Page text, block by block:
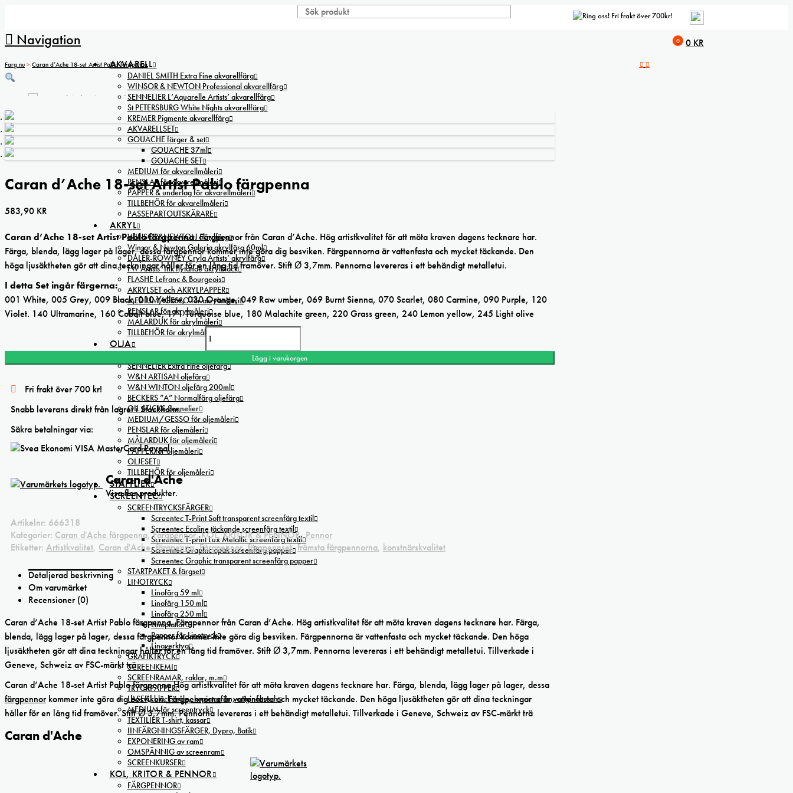
Fri frakt över 700kr!
Navigation 0 0 KR
AKVARELL
DANIEL SMITH Extra Fine akvarellfärg
WINSOR & NEWTON Professional akvarellfärg
SENNELIER L’Aquarelle Artists’ akvarellfärg
St PETERSBURG White Nights akvarellfärg
KREMER Pigmente akvarellfärg
AKVARELLSET
GOUACHE färger & set
GOUACHE 37ml
GOUACHE SET
MEDIUM för akvarellmåleri
PENSLAR för akvarellmåleri
PAPPER & underlag för akvarellmåleri
TILLBEHÖR för akvarellmåleri
PASSEPARTOUTSKÄRARE
AKRYL
WINSOR&NEWTON akrylfärg
Winsor & Newton Galeria akrylfärg 60ml
DALER-ROWNEY Cryla Artists’ akrylfärg
FW Artists’ Ink flytande akrylbläck
FLASHE Lefranc & Bourgeois
AKRYLSET och AKRYLPAPPER
MEDIUM/GESSO för akrylmåleri
PENSLAR för akrylmåleri
MÅLARDUK för akrylmåleri
TILLBEHÖR för akrylmåleri
OLJA
SENNELIER Extra Fine oljefärg
W&N ARTISAN oljefärg
W&N WINTON oljefärg 200ml
BECKERS ”A” Normalfärg oljefärg
OIL STICKS Sennelier
MEDIUM/GESSO för oljemåleri
PENSLAR för oljemåleri
MÅLARDUK för oljemåleri
PAPPER för oljemåleri
OLJESET
TILLBEHÖR för oljemåleri
STAFFLIER
SCREENTEC
SCREENTRYCKSFÄRGER
Screentec T-Print Soft transparent screenfärg textil
Screentec Ecoline täckande screenfärg textil
Screentec T-print Lux Metallic screenfärg textil
Screentec Graphic opak screenfärg papper
Screentec Graphic transparent screenfärg papper
STARTPAKET & färgset
LINOTRYCK
Linofärg 59 ml
Linofärg 150 ml
Linofärg 250 ml
Linoplattor
Papper för Linotryck
Linoverktyg
GRAFIKTRYCK
SCREENKEMI
SCREENRAMAR, raklar, m.m
TRYCKPAPPER
LASER,-bläckstråle,-kopiatorfilm, oríginaltusch
MEDIUM för screentryck
TEXTILIER T-shirt, kassar
IINFÄRGNINGSFÄRGER, Dypro, Batik
EXPONERING av ram
OMSPÄNNIG av screenram
SCREENKURSER
KOL, KRITOR & PENNOR
FÄRGPENNOR
Farg.nu > Caran d’Ache 18-set Artist Pablo färgpenna
Caran d’Ache 18-set Artist Pablo färgpenna
583,90 KR
Caran d’Ache 18-set Artist Pablo färgpenna. Färgpennor från Caran d’Ache. Hög artistkvalitet för att möta kraven dagens tecknare har.
Färga, blenda, lägg lager på lager, dessa färgpennor kommer inte göra dig besviken. Färgpennorna är vattenfasta och mycket täckande. Den
höga ljusäktheten gör att dina teckningar håller för en lång tid framöver. Stift Ø 3,7mm. Pennorna levereras i ett behändigt metalletui.
I detta Set ingår färgerna:
001 White, 005 Grey, 009 Black, 010 Yellow, 030 Orange, 049 Raw umber, 069 Burnt Sienna, 070 Scarlet, 080 Carmine, 090 Purple, 120
Violet. 140 Ultramarine, 160 Cobalt blue, 171 Turquoise blue, 180 Malachite green, 220 Grass green, 240 Lemon yellow, 245 Light olive
Caran d'Ache 18-set Artist Pablo färgpenna mängd
Lägg i varukorgen
Fri frakt över 700 kr!
Snabb leverans direkt från lagret i Stockholm.
Säkra betalningar via:
Caran d'Ache
Visa fler produkter.
Artikelnr: 666318
Kategorier: Caran d'Ache färgpenna,Färgpennor,KOL, KRITOR & PENNOR,Pennor
Etiketter: Artistkvalitet, Caran d'Ache,färgpenna,Färgpennor,färgpennset,främsta färgpennorna, konstnärskvalitet
Detaljerad beskrivning
Om varumärket
Recensioner (0)
Caran d’Ache 18-set Artist Pablo färgpenna. Färgpennor från Caran d’Ache. Hög artistkvalitet för att möta kraven dagens tecknare har. Färga,
blenda, lägg lager på lager, dessa färgpennor kommer inte göra dig besviken. Färgpennorna är vattenfasta och mycket täckande. Den höga
ljusäktheten gör att dina teckningar håller för en lång tid framöver. Stift Ø 3,7mm. Pennorna levereras i ett behändigt metalletui. Tillverkade i
Geneve, Schweiz av FSC-märkt trä
Caran d’Ache 18-set Artist Pablo färgpenna Hög artistkvalitet för att möta kraven dagens tecknare har. Färga, blenda, lägg lager på lager, dessa
färgpennorkommer inte göra dig besviken.Färgpennornaär vattenfasta och mycket täckande. Den höga ljusäktheten gör att dina teckningar
håller för en lång tid framöver. Stift Ø 3,7mm. Pennorna levereras i ett behändigt metalletui. Tillverkade i Geneve, Schweiz av FSC-märkt trä
Caran d'Ache